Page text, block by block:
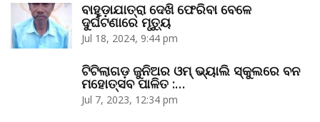
ବାହୁଡ଼ାଯାତ୍ରା ଦେଖି ଫେରିବା ବେଳେ
ଦୁର୍ଘଟଣାରେ ମୃତ୍ୟୁ
Jul 18, 2024, 9:44 pm
ଟିଟିଲାଗଡ଼ ଜୁନିଅର ଓମ୍‌ ଭ୍ୟାଲି ସ୍କୁଲରେ ବନ
ମହୋତ୍ସବ ପାଳିତ :…
Jul 7, 2023, 12:34 pm